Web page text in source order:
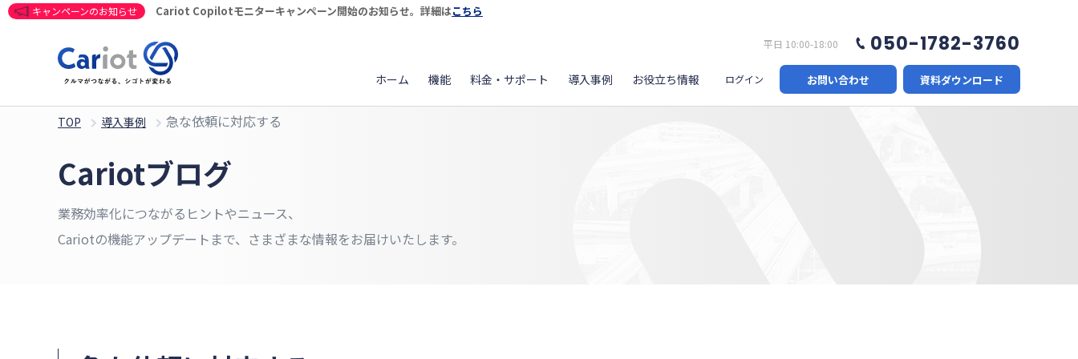
キャンペーンのお知らせ Cariot Copilotモニターキャンペーン開始のお知らせ。詳細はこちら
ホーム 機能 料金・サポート 導入事例 お役立ち情報
平日 10:00-18:00 050-1782-3760
ログイン お問い合わせ 資料ダウンロード
TOP 導入事例 急な依頼に対応する
Cariotブログ
業務効率化につながるヒントやニュース、
Cariotの機能アップデートまで、さまざまな情報をお届けいたします。